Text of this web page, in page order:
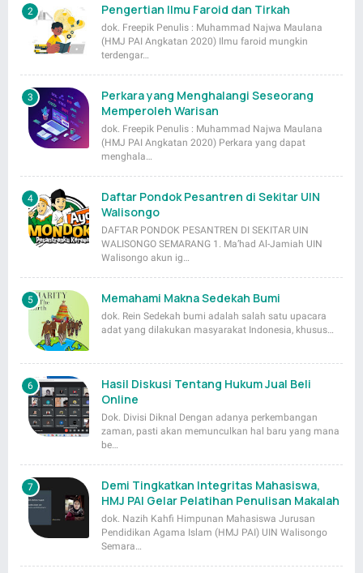
Pengertian Ilmu Faroid dan Tirkah
dok. Freepik Penulis : Muhammad Najwa Maulana
(HMJ PAI Angkatan 2020) Ilmu faroid mungkin
terdengar…
Perkara yang Menghalangi Seseorang
Memperoleh Warisan
dok. Freepik Penulis : Muhammad Najwa Maulana
(HMJ PAI Angkatan 2020) Perkara yang dapat
menghala…
Daftar Pondok Pesantren di Sekitar UIN
Walisongo
DAFTAR PONDOK PESANTREN DI SEKITAR UIN
WALISONGO SEMARANG 1. Ma’had Al-Jamiah UIN
Walisongo akun ig…
Memahami Makna Sedekah Bumi
dok. Rein Sedekah bumi adalah salah satu upacara
adat yang dilakukan masyarakat Indonesia, khusus…
Hasil Diskusi Tentang Hukum Jual Beli
Online
Dok. Divisi Diknal Dengan adanya perkembangan
zaman, pasti akan memunculkan hal baru yang mana
be…
Demi Tingkatkan Integritas Mahasiswa,
HMJ PAI Gelar Pelatihan Penulisan Makalah
dok. Nazih Kahfi Himpunan Mahasiswa Jurusan
Pendidikan Agama Islam (HMJ PAI) UIN Walisongo
Semara…